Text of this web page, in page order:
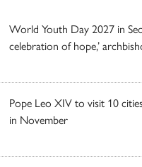
World Youth Day 2027 in
celebration of hope,’
Pope Leo XIV to visit 10
in November